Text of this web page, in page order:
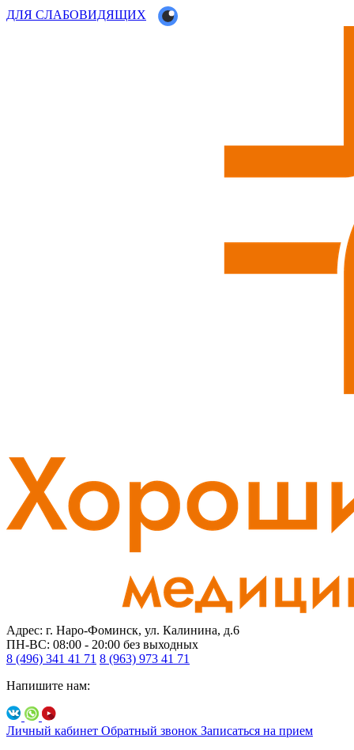
ДЛЯ СЛАБОВИДЯЩИХ
Адрес: г. Наро-Фоминск, ул. Калинина, д.6
ПН-ВС: 08:00 - 20:00 без выходных
8 (496) 341 41 71 8 (963) 973 41 71
Напишите нам:
Личный кабинет Обратный звонок Записаться на прием